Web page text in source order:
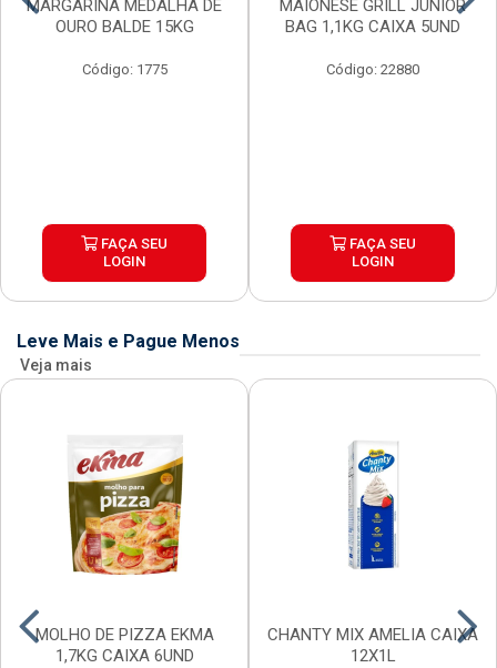
MARGARINA MEDALHA DE
OURO BALDE 15KG
Código: 1775
FAÇA SEU
LOGIN
MAIONESE GRILL JUNIOR
BAG 1,1KG CAIXA 5UND
Código: 22880
FAÇA SEU
LOGIN
Leve Mais e Pague Menos
Veja mais
MOLHO DE PIZZA EKMA
1,7KG CAIXA 6UND
CHANTY MIX AMELIA CAIXA
12X1L